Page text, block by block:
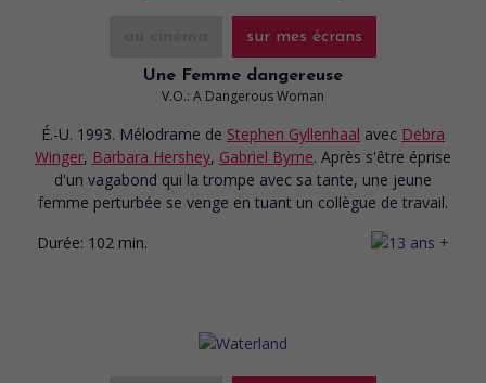
sur mes écrans
Une Femme dangereuse
V.O.: A Dangerous Woman
É.-U. 1993. Mélodrame de Stephen Gyllenhaal avec Debra
Winger, Barbara Hershey, Gabriel Byrne. Après s'être éprise
d'un vagabond qui la trompe avec sa tante, une jeune
femme perturbée se venge en tuant un collègue de travail.
Durée: 102 min.